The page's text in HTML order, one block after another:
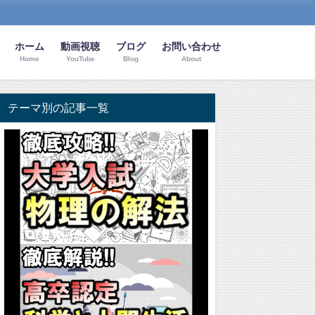
ホーム
Home
動画視聴
YouTube
ブログ
Blog
お問い合わせ
About
テーマ別の記事一覧